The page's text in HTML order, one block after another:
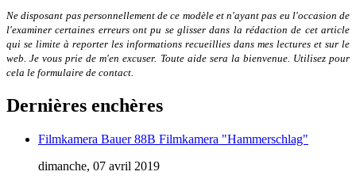
Ne disposant pas personnellement de ce modèle et n'ayant pas eu l'occasion de
l'examiner certaines erreurs ont pu se glisser dans la rédaction de cet article
qui se limite à reporter les informations recueillies dans mes lectures et sur le
web. Je vous prie de m'en excuser. Toute aide sera la bienvenue. Utilisez pour
cela le formulaire de contact.
Dernières enchères
Filmkamera Bauer 88B Filmkamera "Hammerschlag"
dimanche, 07 avril 2019